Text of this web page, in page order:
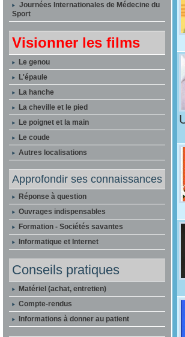
Journées Internationales de Médecine du
Sport
Visionner les films
Le genou
L'épaule
La hanche
La cheville et le pied
Le poignet et la main
Le coude
Autres localisations
Approfondir ses connaissances
Réponse à question
Ouvrages indispensables
Formation - Sociétés savantes
Informatique et Internet
Conseils pratiques
Matériel (achat, entretien)
Compte-rendus
Informations à donner au patient